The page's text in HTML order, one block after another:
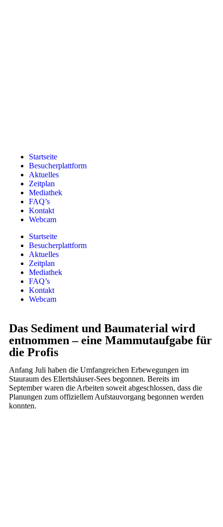
Startseite
Besucherplattform
Aktuelles
Zeitplan
Mediathek
FAQ’s
Kontakt
Webcam
Startseite
Besucherplattform
Aktuelles
Zeitplan
Mediathek
FAQ’s
Kontakt
Webcam
Das Sediment und Baumaterial wird
entnommen – eine Mammutaufgabe für
die Profis
Anfang Juli haben die Umfangreichen Erbewegungen im
Stauraum des Ellertshäuser-Sees begonnen. Bereits im
September waren die Arbeiten soweit abgeschlossen, dass die
Planungen zum offiziellem Aufstauvorgang begonnen werden
konnten.